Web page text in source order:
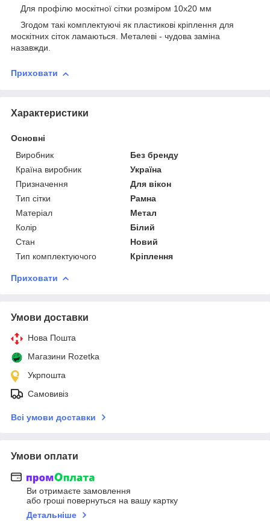
Для профілю москітної сітки розміром 10х20 мм
Згодом такі комплектуючі як пластикові кріплення для
москітних сіток ламаються. Металеві - чудова заміна
назавжди.
Приховати
Характеристики
Основні
Виробник
Без бренду
Країна виробник
Україна
Призначення
Для вікон
Тип сітки
Рамна
Матеріал
Метал
Колір
Білий
Стан
Новий
Тип комплектуючого
Кріплення
Приховати
Умови доставки
Нова Пошта
Магазини Rozetka
Укрпошта
Самовивіз
Всі умови доставки
Умови оплати
Ви отримаєте замовлення
або гроші повернуться на вашу картку
Детальніше